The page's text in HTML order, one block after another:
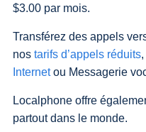
$3.00 par mois.
Transférez des appels
nos tarifs d’appels réduits
Internetou Messagerie
Localphone offre
partout dans le monde.